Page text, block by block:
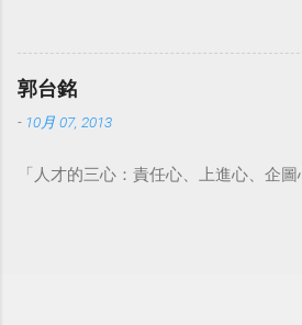
點看事情，就不會覺得活著是一件沉
華名言 - Chinese Quotes
郭台銘
- 10月 07, 2013
「人才的三心：責任心、上進心、企